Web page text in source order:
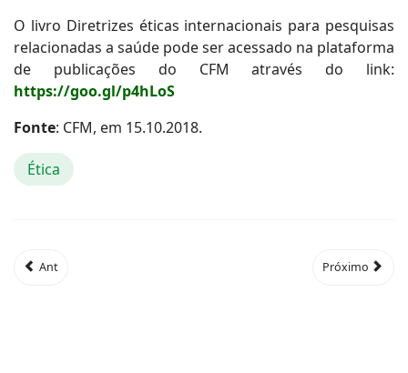
O livro Diretrizes éticas internacionais para pesquisas
relacionadas a saúde pode ser acessado na plataforma
de publicações do CFM através do link:
https://goo.gl/p4hLoS
Fonte: CFM, em 15.10.2018.
Ética
Ant Próximo